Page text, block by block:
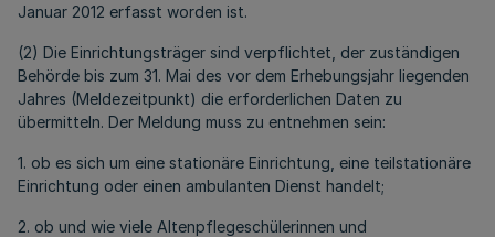
Januar 2012 erfasst worden ist.
(2) Die Einrichtungsträger sind verpflichtet, der zuständigen
Behörde bis zum 31. Mai des vor dem Erhebungsjahr liegenden
Jahres (Meldezeitpunkt) die erforderlichen Daten zu
übermitteln. Der Meldung muss zu entnehmen sein:
1. ob es sich um eine stationäre Einrichtung, eine teilstationäre
Einrichtung oder einen ambulanten Dienst handelt;
2. ob und wie viele Altenpflegeschülerinnen und